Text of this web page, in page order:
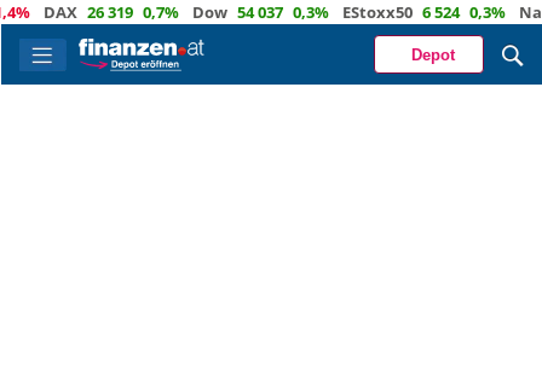
DAX 26 319 0,7% Dow 54 037 0,3% EStoxx50 6 524 0,3% Nasdaq
Depot